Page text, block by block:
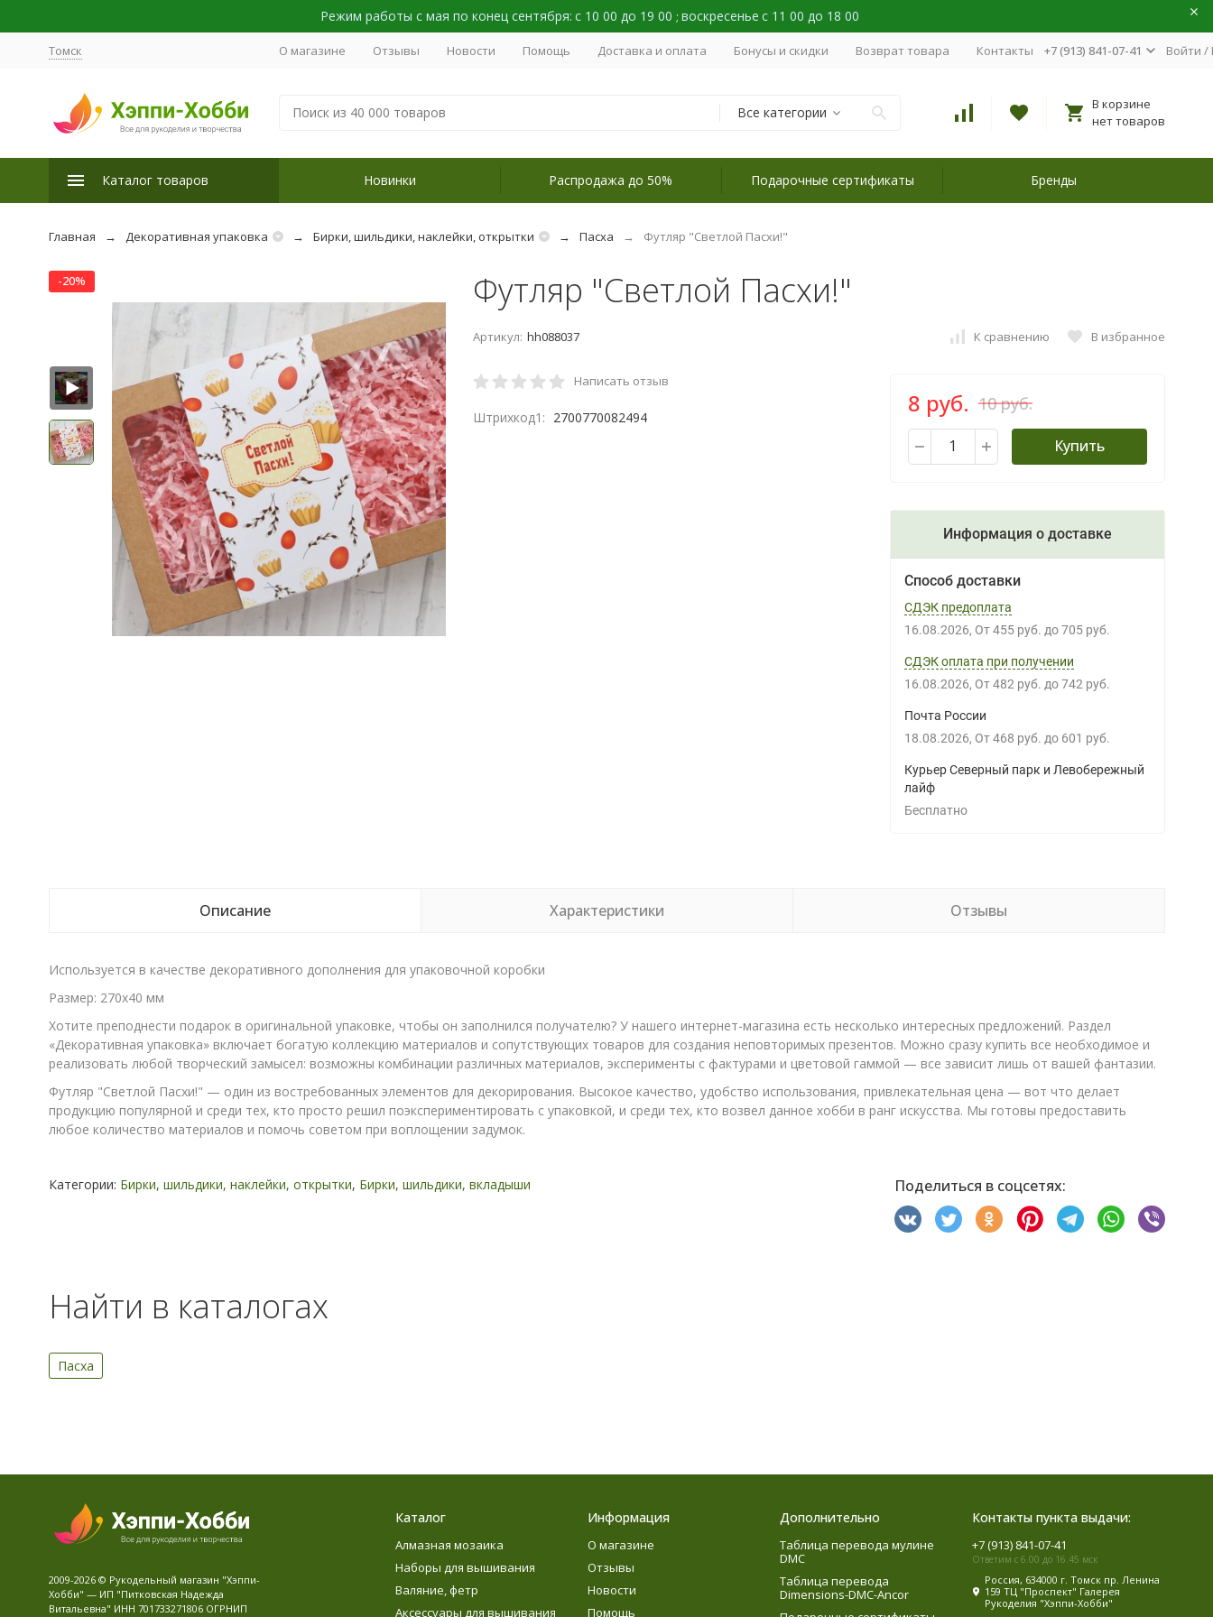
Режим работы с мая по конец сентября: с 10 00 до 19 00 ; воскресенье с 11 00 до 18 00
Томск О магазине Отзывы Новости Помощь Доставка и оплата Бонусы и скидки Возврат товара Контакты +7 (913) 841-07-41 Войти /
Все категории
В корзине
нет товаров
Каталог товаров Новинки Распродажа до 50% Подарочные сертификаты Бренды
Главная Декоративная упаковка Бирки, шильдики, наклейки, открытки Пасха Футляр "Светлой Пасхи!"
-20% Футляр "Светлой Пасхи!"
Артикул: hh088037 К сравнению В избранное
Написать отзыв
Штрихкод1: 2700770082494 8 руб. 10 руб.
Купить
Информация о доставке
Способ доставки
СДЭК предоплата
16.08.2026 От 455 руб. до 705 руб.
СДЭК оплата при получении
16.08.2026 От 482 руб. до 742 руб.
Почта России
18.08.2026 От 468 руб. до 601 руб.
Курьер Северный парк и Левобережный
лайф
Бесплатно
Описание Характеристики Отзывы
Используется в качестве декоративного дополнения для упаковочной коробки
Размер: 270х40 мм
Хотите преподнести подарок в оригинальной упаковке, чтобы он заполнился получателю? У нашего интернет-магазина есть несколько интересных предложений. Раздел
«Декоративная упаковка» включает богатую коллекцию материалов и сопутствующих товаров для создания неповторимых презентов. Можно сразу купить все необходимое и
реализовать любой творческий замысел: возможны комбинации различных материалов, эксперименты с фактурами и цветовой гаммой — все зависит лишь от вашей фантазии.
Футляр "Светлой Пасхи!" — один из востребованных элементов для декорирования. Высокое качество, удобство использования, привлекательная цена — вот что делает
продукцию популярной и среди тех, кто просто решил поэкспериментировать с упаковкой, и среди тех, кто возвел данное хобби в ранг искусства. Мы готовы предоставить
любое количество материалов и помочь советом при воплощении задумок.
Категории: Бирки, шильдики, наклейки, открытки, Бирки, шильдики, вкладыши Поделиться в соцсетях:
Найти в каталогах
Пасха
2009-2026 © Рукодельный магазин "Хэппи-
Хобби" — ИП "Питковская Надежда
Витальевна" ИНН 701733271806 ОГРНИП
Каталог
Алмазная мозаика
Наборы для вышивания
Валяние, фетр
Аксессуары для вышивания
Информация
О магазине
Отзывы
Новости
Помощь
Дополнительно
Таблица перевода мулине
DMC
Таблица перевода
Dimensions-DMC-Ancor
Контакты пункта выдачи:
+7 (913) 841-07-41
Ответим с 6.00 до 16.45 мск
Россия, 634000 г. Томск пр. Ленина
159 ТЦ "Проспект" Галерея
Рукоделия "Хэппи-Хобби"